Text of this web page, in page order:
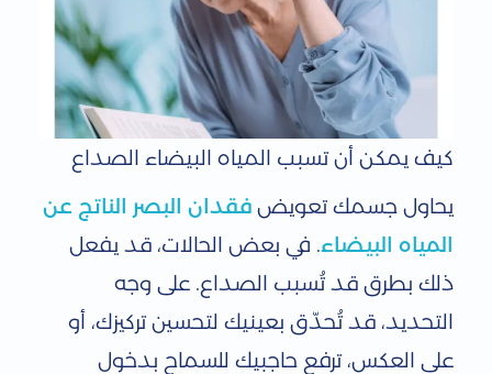
كيف يمكن أن تسبب المياه البيضاء الصداع
يحاول جسمك تعويض فقدان البصر الناتج عن
المياه البيضاء. في بعض الحالات، قد يفعل
ذلك بطرق قد تُسبب الصداع. على وجه
التحديد، قد تُحدّق بعينيك لتحسين تركيزك، أو
على العكس، ترفع حاجبيك للسماح بدخول